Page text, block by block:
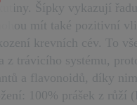
Šípky vykazují
mít také pozitivní
krevních cév. To
trávicího systému,
a flavonoidů, díky
100% prášek z růží